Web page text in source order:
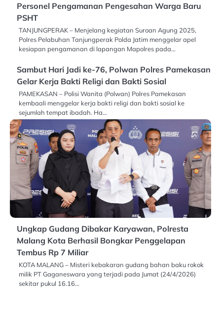
Personel Pengamanan Pengesahan Warga Baru
PSHT
TANJUNGPERAK – Menjelang kegiatan Suroan Agung 2025,
Polres Pelabuhan Tanjungperak Polda Jatim menggelar apel
kesiapan pengamanan di lapangan Mapolres pada…
Sambut Hari Jadi ke-76, Polwan Polres Pamekasan
Gelar Kerja Bakti Religi dan Bakti Sosial
PAMEKASAN – Polisi Wanita (Polwan) Polres Pamekasan
kembaali menggelar kerja bakti religi dan bakti sosial ke
sejumlah tempat ibadah. Ha…
Ungkap Gudang Dibakar Karyawan, Polresta
Malang Kota Berhasil Bongkar Penggelapan
Tembus Rp 7 Miliar
KOTA MALANG – Misteri kebakaran gudang bahan baku rokok
milik PT Gaganeswara yang terjadi pada Jumat (24/4/2026)
sekitar pukul 16.16…